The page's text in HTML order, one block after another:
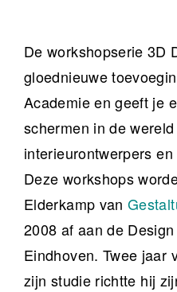
De workshopserie 3D
gloednieuwe
Academie en geeft je
schermen in de
interieurontwerpers
Deze workshops
Elderkamp van
2008 af aan de
Eindhoven. Twee jaar
zijn studie richtte hij